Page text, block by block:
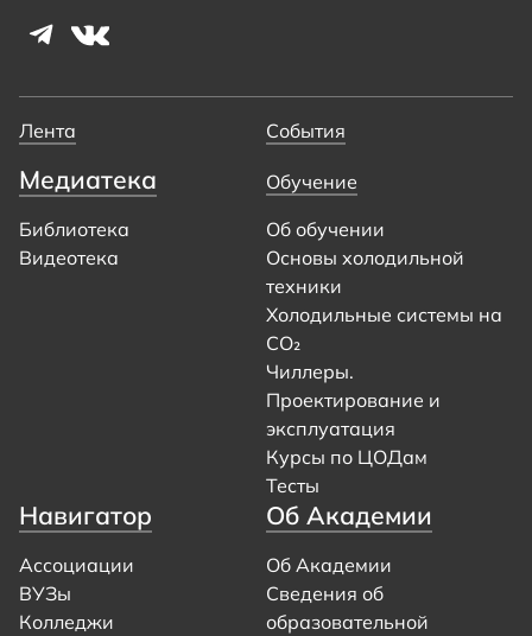
Лента События
Медиатека
Библиотека
Видеотека
Обучение
Об обучении
Основы холодильной
техники
Холодильные системы на
CO₂
Чиллеры.
Проектирование и
эксплуатация
Курсы по ЦОДам
Тесты
Навигатор
Ассоциации
ВУЗы
Колледжи
Об Академии
Об Академии
Сведения об
образовательной